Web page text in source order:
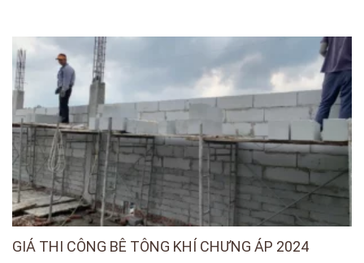
GIÁ THI CÔNG BÊ TÔNG KHÍ CHƯNG ÁP 2024